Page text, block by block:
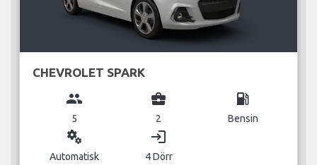
CHEVROLET SPARK
group
5
business_center
2
local_gas_station
Bensin
miscellaneous_services
Automatisk
login
4 Dörr